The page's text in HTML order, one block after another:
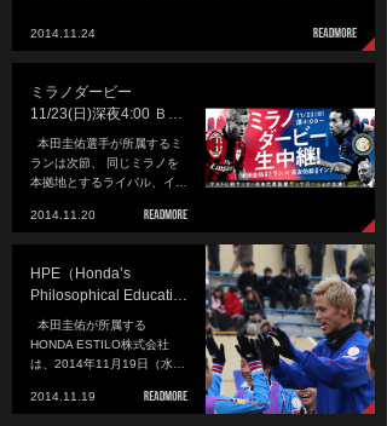
2014.11.24
ミラノダービー
11/23(日)深夜4:00 Ｂ…
本田圭佑選手が所属するミ
ランは次節、 同じミラノを
本拠地とするライバル、イ…
2014.11.20
HPE（Honda’s
Philosophical Educati…
本田圭佑が所属する
HONDA ESTILO株式会社
は、2014年11月19日（水…
2014.11.19